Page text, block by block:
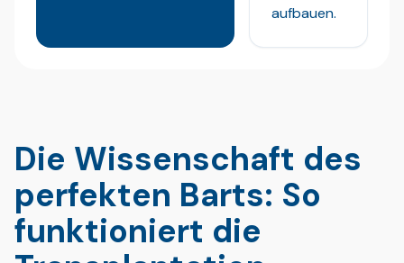
aufbauen.
Die Wissenschaft des
perfekten Barts: So
funktioniert die